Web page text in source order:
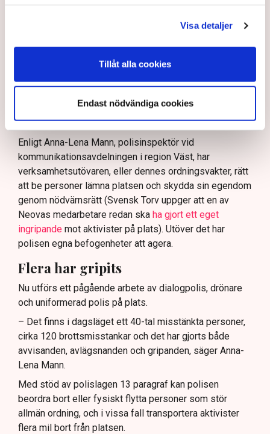
Visa detaljer
Tillåt alla cookies
Endast nödvändiga cookies
och varnade för att det annars råder ”djungelns lag”.
På sociala medier ifrågasätts det om allemansrätten
bör ge utrymme för aktivister att blockera en
ha en tydligare skyldighet att skydda privat egendom
och näringsverksamhet mot den typen av störningar.
Nu svarar polisen på kritiken.
Enligt Anna-Lena Mann, polisinspektör vid
kommunikationsavdelningen i region Väst, har
verksamhetsutövaren, eller dennes ordningsvakter, rätt
att be personer lämna platsen och skydda sin egendom
genom nödvärnsrätt (Svensk Torv uppger att en av
Neovas medarbetare redan ska ha gjort ett eget
ingripande mot aktivister på plats). Utöver det har
polisen egna befogenheter att agera.
Flera har gripits
Nu utförs ett pågående arbete av dialogpolis, drönare
och uniformerad polis på plats.
– Det finns i dagsläget ett 40-tal misstänkta personer,
cirka 120 brottsmisstankar och det har gjorts både
avvisanden, avlägsnanden och gripanden, säger Anna-
Lena Mann.
Med stöd av polislagen 13 paragraf kan polisen
beordra bort eller fysiskt flytta personer som stör
allmän ordning, och i vissa fall transportera aktivister
flera mil bort från platsen.